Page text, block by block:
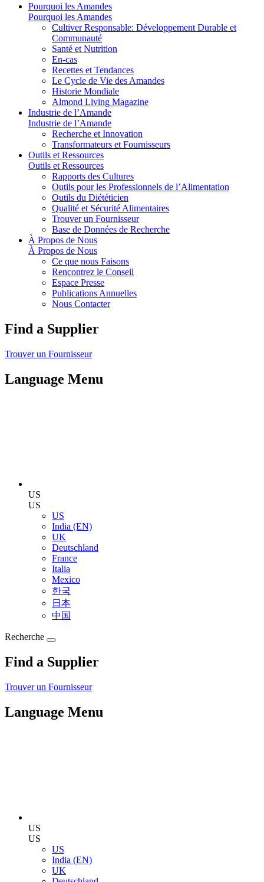
Pourquoi les Amandes
Pourquoi les Amandes
Cultiver Responsable: Développement Durable et
Communauté
Santé et Nutrition
En-cas
Recettes et Tendances
Le Cycle de Vie des Amandes
Historie Mondiale
Almond Living Magazine
Industrie de l’Amande
Industrie de l’Amande
Recherche et Innovation
Transformateurs et Fournisseurs
Outils et Ressources
Outils et Ressources
Rapports des Cultures
Outils pour les Professionnels de l’Alimentation
Outils du Diététicien
Qualité et Sécurité Alimentaires
Trouver un Fournisseur
Base de Données de Recherche
À Propos de Nous
À Propos de Nous
Ce que nous Faisons
Rencontrez le Conseil
Espace Presse
Publications Annuelles
Nous Contacter
Find a Supplier
Trouver un Fournisseur
Language Menu
US
US
US
India (EN)
UK
Deutschland
France
Italia
Mexico
한국
日本
中国
Recherche
Find a Supplier
Trouver un Fournisseur
Language Menu
US
US
US
India (EN)
UK